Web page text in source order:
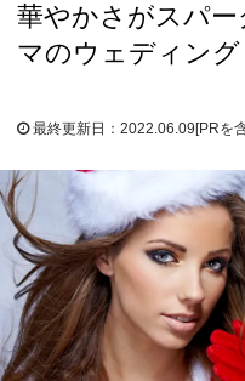
華やかさがスパ
マのウェディング
最終更新日：2022.06.09[PRを